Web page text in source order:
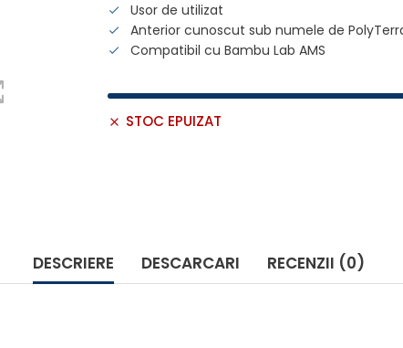
Usor de utilizat
Anterior cunoscut sub numele de
Compatibil cu Bambu Lab AMS
STOC EPUIZAT
DESCRIERE DESCARCARI RECENZII (0)